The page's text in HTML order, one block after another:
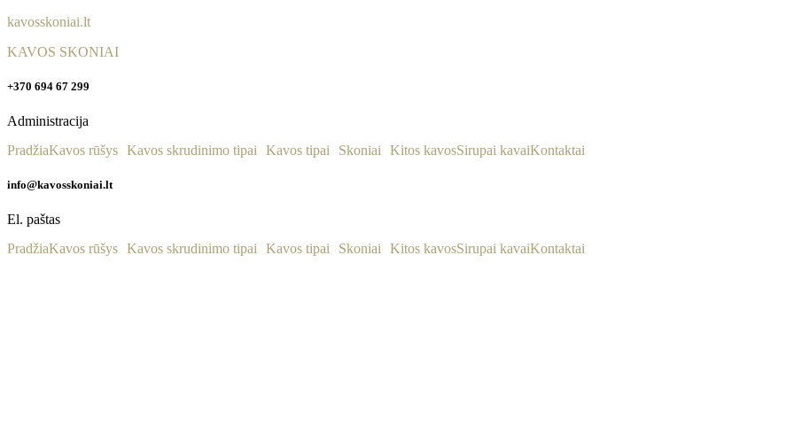
kavosskoniai.lt
KAVOS SKONIAI
+370 694 67 299
Administracija
PradžiaKavos rūšys Kavos skrudinimo tipai Kavos tipai Skoniai Kitos kavosSirupai kavaiKontaktai
info@kavosskoniai.lt
El. paštas
PradžiaKavos rūšys Kavos skrudinimo tipai Kavos tipai Skoniai Kitos kavosSirupai kavaiKontaktai